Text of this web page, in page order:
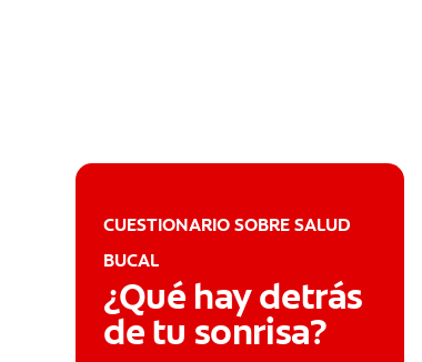
CUESTIONARIO SOBRE SALUD
BUCAL
¿Qué hay detrás
de tu sonrisa?